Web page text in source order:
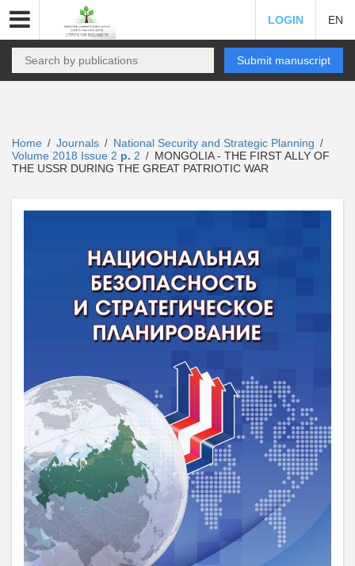
LOGIN EN
Submit manuscript
Home / Journals / National Security and Strategic Planning /
Volume 2018 Issue 2 p. 2 / MONGOLIA - THE FIRST ALLY OF
THE USSR DURING THE GREAT PATRIOTIC WAR